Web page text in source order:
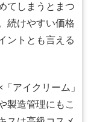
てしまうとまつ
続けやすい価格
ントとも言える
アイクリーム」
製造管理にもこ